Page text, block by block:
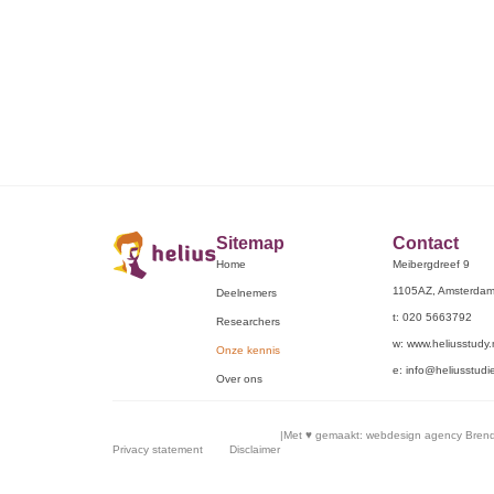
Sitemap
Home
Deelnemers
Researchers
Onze kennis
Over ons
Contact
Meibergdreef 9
1105AZ, Amsterdam
t: 020 5663792
w:
e:
Privacy statement Disclaimer
|Met ♥︎ gemaakt: webdesign agency